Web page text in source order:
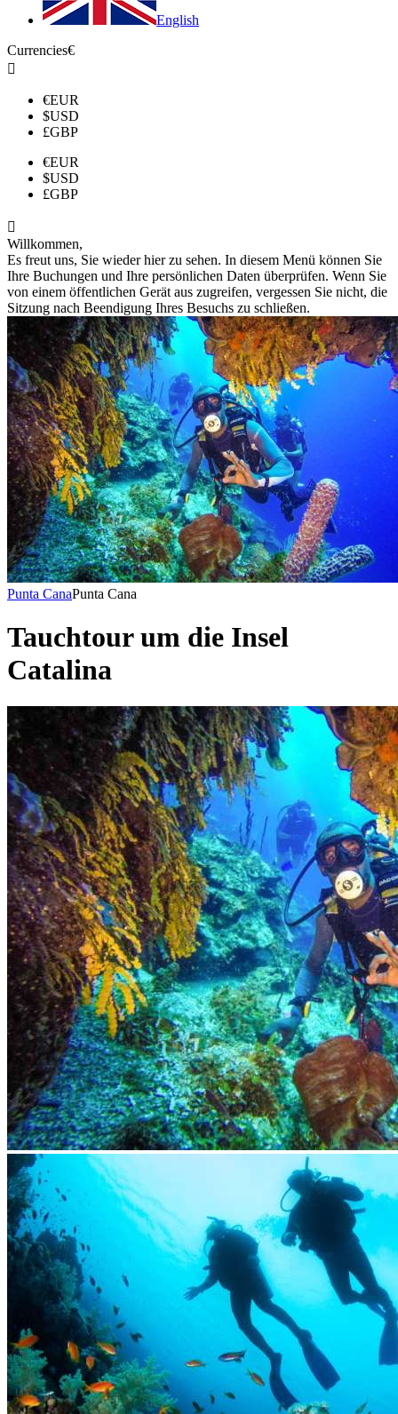
English
Currencies€

€EUR
$USD
£GBP
€EUR
$USD
£GBP

Willkommen,
Es freut uns, Sie wieder hier zu sehen. In diesem Menü können Sie
Ihre Buchungen und Ihre persönlichen Daten überprüfen. Wenn Sie
von einem öffentlichen Gerät aus zugreifen, vergessen Sie nicht, die
Sitzung nach Beendigung Ihres Besuchs zu schließen.
Punta CanaPunta Cana
Tauchtour um die Insel
Catalina